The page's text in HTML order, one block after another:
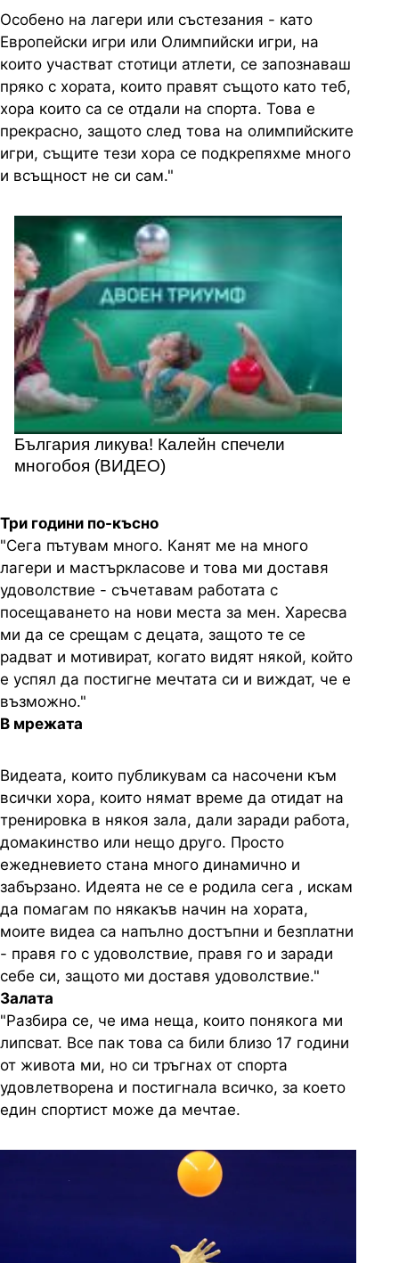
Особено на лагери или състезания - като
Европейски игри или Олимпийски игри, на
които участват стотици атлети, се запознаваш
пряко с хората, които правят същото като теб,
хора които са се отдали на спорта. Това е
прекрасно, защото след това на олимпийските
игри, същите тези хора се подкрепяхме много
и всъщност не си сам."
България ликува! Калейн спечели
многобоя (ВИДЕО)
Три години по-късно
"Сега пътувам много. Канят ме на много
лагери и мастъркласове и това ми доставя
удоволствие - съчетавам работата с
посещаването на нови места за мен. Харесва
ми да се срещам с децата, защото те се
радват и мотивират, когато видят някой, който
е успял да постигне мечтата си и виждат, че е
възможно."
В мрежата
Видеата, които публикувам са насочени към
всички хора, които нямат време да отидат на
тренировка в някоя зала, дали заради работа,
домакинство или нещо друго. Просто
ежедневието стана много динамично и
забързано. Идеята не се е родила сега , искам
да помагам по някакъв начин на хората,
моите видеа са напълно достъпни и безплатни
- правя го с удоволствие, правя го и заради
себе си, защото ми доставя удоволствие."
Залата
"Разбира се, че има неща, които понякога ми
липсват. Все пак това са били близо 17 години
от живота ми, но си тръгнах от спорта
удовлетворена и постигнала всичко, за което
един спортист може да мечтае.